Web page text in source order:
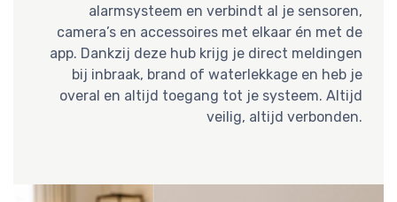
alarmsysteem en verbindt al je sensoren,
camera’s en accessoires met elkaar én met de
app. Dankzij deze hub krijg je direct meldingen
bij inbraak, brand of waterlekkage en heb je
overal en altijd toegang tot je systeem. Altijd
veilig, altijd verbonden.